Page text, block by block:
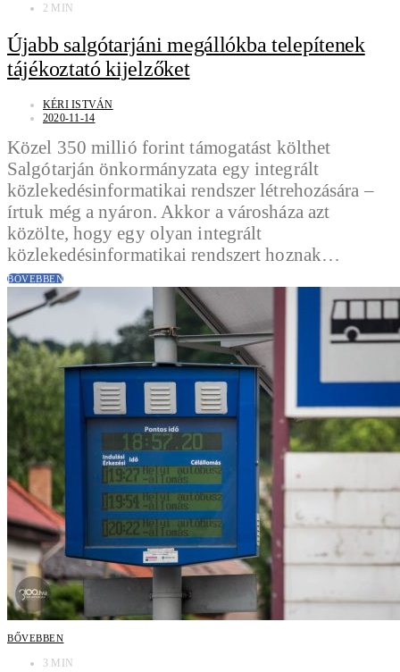
2 MIN
Újabb salgótarjáni megállókba telepítenek
tájékoztató kijelzőket
KÉRI ISTVÁN
2020-11-14
Közel 350 millió forint támogatást költhet
Salgótarján önkormányzata egy integrált
közlekedésinformatikai rendszer létrehozására –
írtuk még a nyáron. Akkor a városháza azt
közölte, hogy egy olyan integrált
közlekedésinformatikai rendszert hoznak…
BŐVEBBEN
BŐVEBBEN
3 MIN